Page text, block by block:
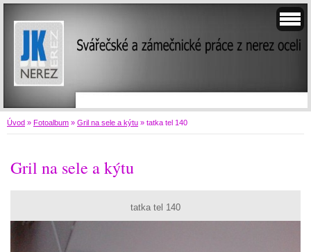
Úvod » Fotoalbum » Gril na sele a kýtu » tatka tel 140
Gril na sele a kýtu
tatka tel 140